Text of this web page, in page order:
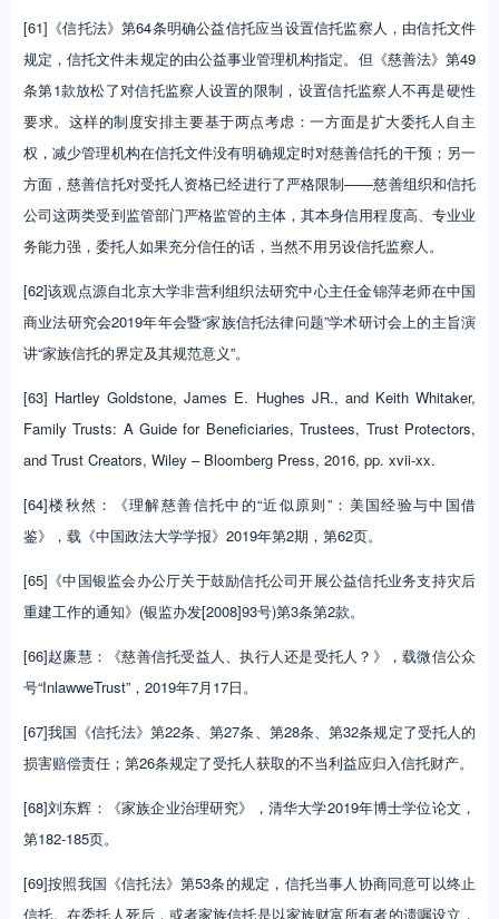
[61]《信托法》第64条明确公益信托应当设置信托监察人，由信托文件
规定，信托文件未规定的由公益事业管理机构指定。但《慈善法》第49
条第1款放松了对信托监察人设置的限制，设置信托监察人不再是硬性
要求。这样的制度安排主要基于两点考虑：一方面是扩大委托人自主
权，减少管理机构在信托文件没有明确规定时对慈善信托的干预；另一
方面，慈善信托对受托人资格已经进行了严格限制——慈善组织和信托
公司这两类受到监管部门严格监管的主体，其本身信用程度高、专业业
务能力强，委托人如果充分信任的话，当然不用另设信托监察人。
[62]该观点源自北京大学非营利组织法研究中心主任金锦萍老师在中国
商业法研究会2019年年会暨“家族信托法律问题”学术研讨会上的主旨演
讲“家族信托的界定及其规范意义”。
[63] Hartley Goldstone, James E. Hughes JR., and Keith Whitaker,
Family Trusts: A Guide for Beneficiaries, Trustees, Trust Protectors,
and Trust Creators, Wiley – Bloomberg Press, 2016, pp. xvii-xx.
[64]楼秋然：《理解慈善信托中的“近似原则”：美国经验与中国借
鉴》，载《中国政法大学学报》2019年第2期，第62页。
[65]《中国银监会办公厅关于鼓励信托公司开展公益信托业务支持灾后
重建工作的通知》(银监办发[2008]93号)第3条第2款。
[66]赵廉慧：《慈善信托受益人、执行人还是受托人？》，载微信公众
号“InlawweTrust”，2019年7月17日。
[67]我国《信托法》第22条、第27条、第28条、第32条规定了受托人的
损害赔偿责任；第26条规定了受托人获取的不当利益应归入信托财产。
[68]刘东辉：《家族企业治理研究》，清华大学2019年博士学位论文，
第182-185页。
[69]按照我国《信托法》第53条的规定，信托当事人协商同意可以终止
信托。在委托人死后，或者家族信托是以家族财富所有者的遗嘱设立，